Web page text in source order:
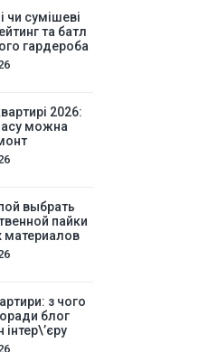
2026:
косметичний
чи сумішеві
та батл
гардероба
2026:
можна
выбрать
пайки
материалов
з чого
блог